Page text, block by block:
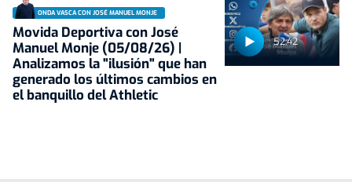
52:42
ONDA VASCA CON JOSÉ MANUEL MONJE
Movida Deportiva con José
Manuel Monje (05/08/26) |
Analizamos la "ilusión" que han
generado los últimos cambios en
el banquillo del Athletic